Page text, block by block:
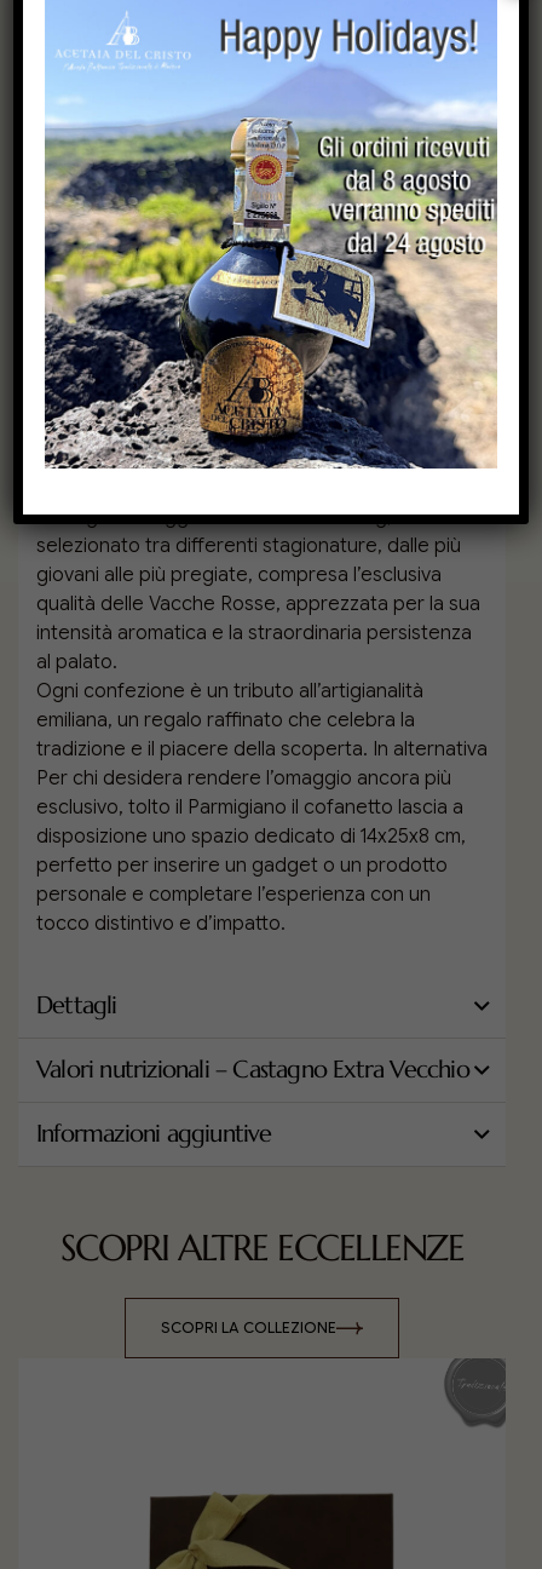
balsamica senza tempo. Il legno ha inciso ogni
dettaglio, creando una complessità nobile e
intensa, destinata agli intenditori più esigenti.
Abbinamenti Gastronomici:
La sua potenza aromatica si esalta su piatti cotti al
forno, regalando carattere ad arista di maiale
lardellata, stinco al forno e rombo al forno con
patate. Ogni goccia è un viaggio attraverso il
tempo e la tradizione.
Parmigiano Reggiano DOP o
Vostro Regalo, Gadget
Per chi desidera un connubio perfetto tra
dolcezza, acidità e sapidità, un’ampolla di
Parmigiano Reggiano DOP da circa 1 kg,
selezionato tra differenti stagionature, dalle più
giovani alle più pregiate, compresa l’esclusiva
qualità delle Vacche Rosse, apprezzata per la sua
intensità aromatica e la straordinaria persistenza
al palato.
Ogni confezione è un tributo all’artigianalità
emiliana, un regalo raffinato che celebra la
tradizione e il piacere della scoperta. In alternativa
Per chi desidera rendere l’omaggio ancora più
esclusivo, tolto il Parmigiano il cofanetto lascia a
disposizione uno spazio dedicato di 14x25x8 cm,
perfetto per inserire un gadget o un prodotto
personale e completare l’esperienza con un
tocco distintivo e d’impatto.
Dettagli
Valori nutrizionali – Castagno Extra Vecchio
Informazioni aggiuntive
SCOPRI ALTRE ECCELLENZE
SCOPRI LA COLLEZIONE